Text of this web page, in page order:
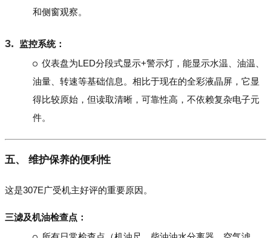
和侧窗观察。
监控系统：
仪表盘为LED分段式显示+警示灯，能显示水温、油温、
油量、转速等基础信息。相比于现在的全彩液晶屏，它显
得比较原始，但读取清晰，可靠性高，不依赖复杂电子元
件。
五、 维护保养的便利性
这是307E广受机主好评的重要原因。
三滤及机油检查点：